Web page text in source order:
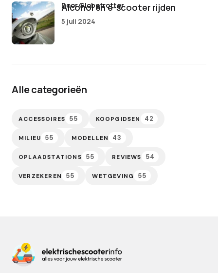
Alcohol en e-scooter rijden
door Globetrotter
5 juli 2024
Alle categorieën
ACCESSOIRES 55 KOOPGIDSEN 42
MILIEU 55 MODELLEN 43
OPLAADSTATIONS 55 REVIEWS 54
VERZEKEREN 55 WETGEVING 55